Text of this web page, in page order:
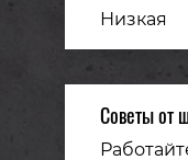
Низкая
Советы от